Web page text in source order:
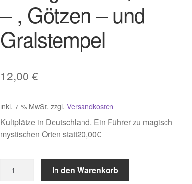
– , Götzen – und
Gralstempel
12,00€
inkl. 7 % MwSt. zzgl.Versandkosten
Kultplätze in Deutschland. Ein Führer zu magisch
mystischen Orten statt20,00€
In den Warenkorb